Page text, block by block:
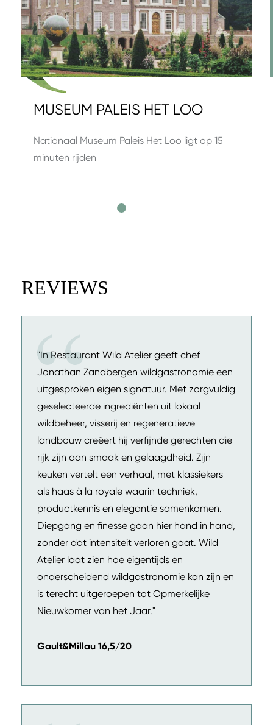
MUSEUM PALEIS HET LOO
Nationaal Museum Paleis Het Loo ligt op 15
minuten rijden
REVIEWS
"In Restaurant Wild Atelier geeft chef
Jonathan Zandbergen wildgastronomie een
uitgesproken eigen signatuur. Met zorgvuldig
geselecteerde ingrediënten uit lokaal
wildbeheer, visserij en regeneratieve
landbouw creëert hij verfijnde gerechten die
rijk zijn aan smaak en gelaagdheid. Zijn
keuken vertelt een verhaal, met klassiekers
als haas à la royale waarin techniek,
productkennis en elegantie samenkomen.
Diepgang en finesse gaan hier hand in hand,
zonder dat intensiteit verloren gaat. Wild
Atelier laat zien hoe eigentijds en
onderscheidend wildgastronomie kan zijn en
is terecht uitgeroepen tot Opmerkelijke
Nieuwkomer van het Jaar."
Gault&Millau 16,5/20